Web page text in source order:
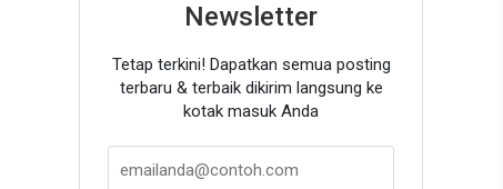
Newsletter
Tetap terkini! Dapatkan semua posting
terbaru & terbaik dikirim langsung ke
kotak masuk Anda